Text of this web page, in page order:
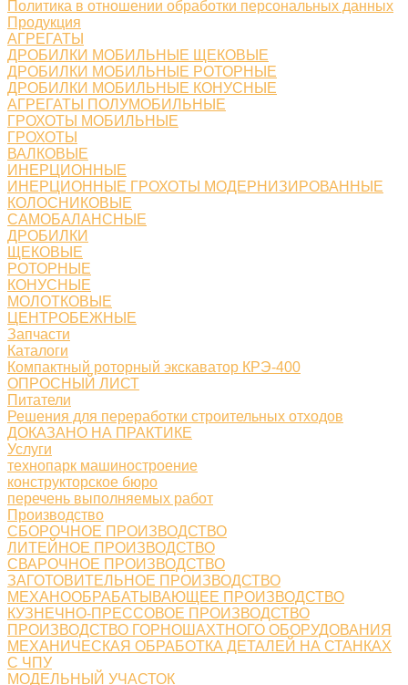
Политика в отношении обработки персональных данных
Продукция
АГРЕГАТЫ
ДРОБИЛКИ МОБИЛЬНЫЕ ЩЕКОВЫЕ
ДРОБИЛКИ МОБИЛЬНЫЕ РОТОРНЫЕ
ДРОБИЛКИ МОБИЛЬНЫЕ КОНУСНЫЕ
АГРЕГАТЫ ПОЛУМОБИЛЬНЫЕ
ГРОХОТЫ МОБИЛЬНЫЕ
ГРОХОТЫ
ВАЛКОВЫЕ
ИНЕРЦИОННЫЕ
ИНЕРЦИОННЫЕ ГРОХОТЫ МОДЕРНИЗИРОВАННЫЕ
КОЛОСНИКОВЫЕ
САМОБАЛАНСНЫЕ
ДРОБИЛКИ
ЩЕКОВЫЕ
РОТОРНЫЕ
КОНУСНЫЕ
МОЛОТКОВЫЕ
ЦЕНТРОБЕЖНЫЕ
Запчасти
Каталоги
Компактный роторный экскаватор КРЭ-400
ОПРОСНЫЙ ЛИСТ
Питатели
Решения для переработки строительных отходов
ДОКАЗАНО НА ПРАКТИКЕ
Услуги
технопарк машиностроение
конструкторское бюро
перечень выполняемых работ
Производство
СБОРОЧНОЕ ПРОИЗВОДСТВО
ЛИТЕЙНОЕ ПРОИЗВОДСТВО
СВАРОЧНОЕ ПРОИЗВОДСТВО
ЗАГОТОВИТЕЛЬНОЕ ПРОИЗВОДСТВО
МЕХАНООБРАБАТЫВАЮЩЕЕ ПРОИЗВОДСТВО
КУЗНЕЧНО-ПРЕССОВОЕ ПРОИЗВОДСТВО
ПРОИЗВОДСТВО ГОРНОШАХТНОГО ОБОРУДОВАНИЯ
МЕХАНИЧЕСКАЯ ОБРАБОТКА ДЕТАЛЕЙ НА СТАНКАХ
С ЧПУ
МОДЕЛЬНЫЙ УЧАСТОК